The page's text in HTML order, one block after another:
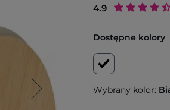
4.9
Dostępne kolory
Wybrany kolor: